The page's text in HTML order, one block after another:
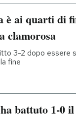
è ai quarti di
clamorosa
3-2 dopo essere
fine
battuto 1-0